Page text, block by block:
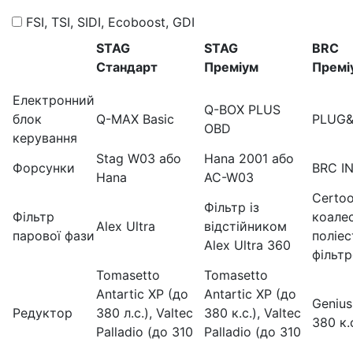
FSI, TSI, SIDI, Ecoboost, GDI
STAG
Стандарт
STAG
Преміум
BRC
Електронний
блок
керування
Q-MAX Basic
Q-BOX PLUS
OBD
Форсунки
Stag W03 або
Hana
Hana 2001 або
AC-W03
BRC
Фільтр
парової фази
Alex Ultra
Фільтр із
відстійником
Alex Ultra 360
Редуктор
Tomasetto
Antartic XP (до
380 л.с.), Valtec
Palladio (до 310
Tomasetto
Antartic XP (до
380 к.с.), Valtec
Palladio (до 310
380